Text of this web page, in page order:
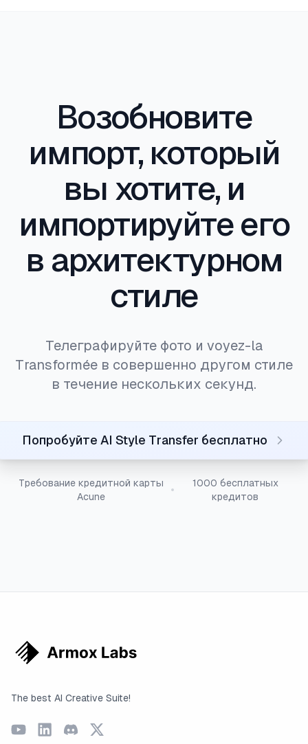
Возобновите
импорт, который
вы хотите, и
импортируйте его
в архитектурном
стиле
Телеграфируйте фото и voyez-la
Transformée в совершенно другом стиле
в течение нескольких секунд.
Попробуйте AI Style Transfer бесплатно
Требование кредитной карты
Acune
1000 бесплатных
кредитов
The best AI Creative Suite!